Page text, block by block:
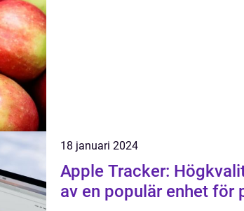
18 januari 2024
Apple Tracker:
av en populär enhet för